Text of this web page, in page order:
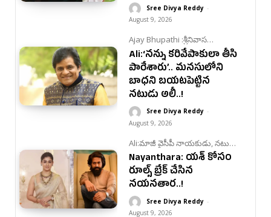
Sree Divya Reddy -
August 9, 2026
Ajay Bhupathi :శ్రీనివాస
మంగాపురం’ ఆశించిన స్థాయిలో
విజయం సాధించకపోవడంతో
దర్శకుడు అజయ్ భూపతి చేసిన
వ్యాఖ్యలు సోషల్ మీడియాలో వైరల్
అవుతున్నాయి
Ali:‘నన్ను కరివేపాకులా తీసి
పారేశారు’.. మనసులోని
బాధని బయటపెట్టిన
నటుడు అలీ..!
Sree Divya Reddy -
August 9, 2026
Ali:మాజీ వైసీపీ నాయకుడు, నటుడు
అలీ రాజకీయ ప్రయాణంపై చేసిన
సంచలన వ్యాఖ్యలు.
Nayanthara: యశ్ కోసం
రూల్స్ బ్రేక్ చేసిన
నయనతార..!
Sree Divya Reddy -
August 9, 2026